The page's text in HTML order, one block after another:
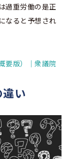
過重労働の是正
なると予想され
要版）｜衆議院
い